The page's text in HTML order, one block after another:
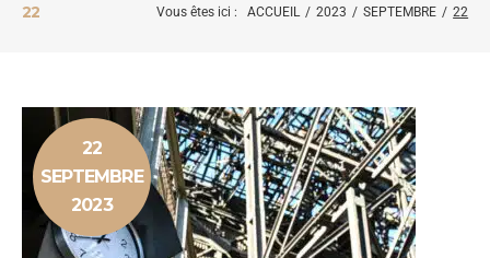
22 Vous êtes ici : ACCUEIL / 2023 / SEPTEMBRE / 22
22
SEPTEMBRE
2023